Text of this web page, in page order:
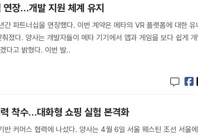
장…개발 지원 체계 유지
간 파트너십을 연장했다. 이번 계약은 메타의 VR 플랫폼에 대한 유
졌다. 양사는 개발자들이 메타 기기에서 앱과 게임을 보다 쉽게
다고 밝혔다. 이번 발..
착수…대화형 쇼핑 실험 본격화
반 커머스 협력에 나섰다. 양사는 4월 6일 서울 웨스틴 조선 서울에